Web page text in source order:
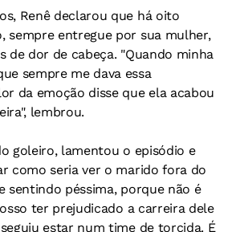
Renê declarou que há oito
sempre entregue por sua mulher,
de dor de cabeça. "Quando minha
sempre me dava essa
da emoção disse que ela acabou
lembrou.
goleiro, lamentou o episódio e
como seria ver o marido fora do
sentindo péssima, porque não é
ter prejudicado a carreira dele
estar num time de torcida. É